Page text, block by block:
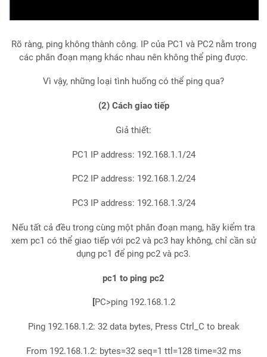
Rõ ràng, ping không thành công. IP của PC1 và PC2 nằm trong
các phân đoạn mạng khác nhau nên không thể ping được.
Vì vậy, những loại tình huống có thể ping qua?
(2) Cách giao tiếp
Giả thiết:
PC1 IP address: 192.168.1.1/24
PC2 IP address: 192.168.1.2/24
PC3 IP address: 192.168.1.3/24
Nếu tất cả đều trong cùng một phân đoạn mạng, hãy kiểm tra
xem pc1 có thể giao tiếp với pc2 và pc3 hay không, chỉ cần sử
dụng pc1 để ping pc2 và pc3.
pc1 to ping pc2
[PC>ping 192.168.1.2
Ping 192.168.1.2: 32 data bytes, Press Ctrl_C to break
From 192.168.1.2: bytes=32 seq=1 ttl=128 time=32 ms